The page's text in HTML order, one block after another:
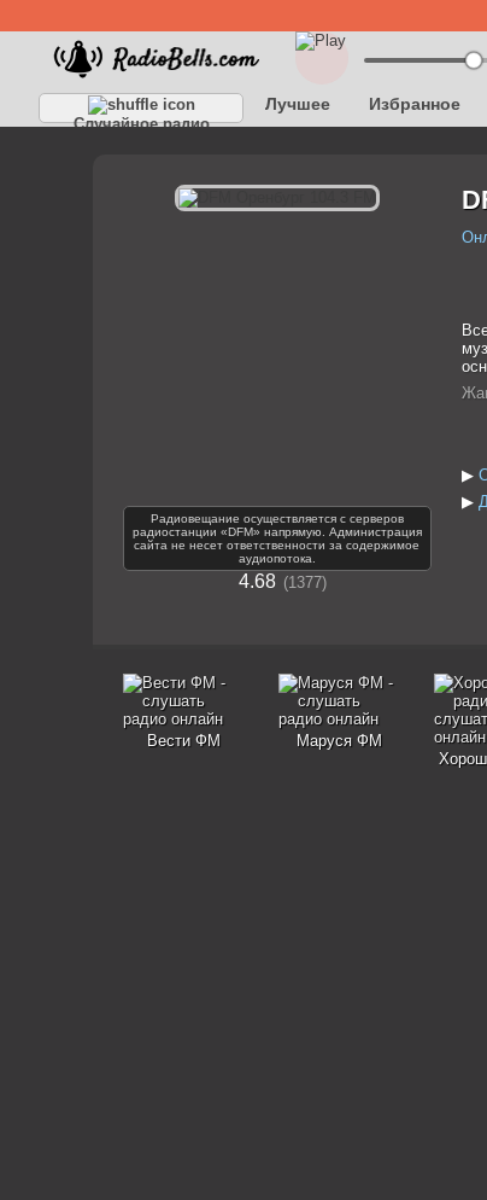
Случайное радио
Лучшее Избранное
Радиовещание осуществляется с серверов
радиостанции «DFM» напрямую. Администрация
сайта не несет ответственности за содержимое
аудиопотока.
4.68 1377
▶
▶
Вести ФМ
Маруся ФМ